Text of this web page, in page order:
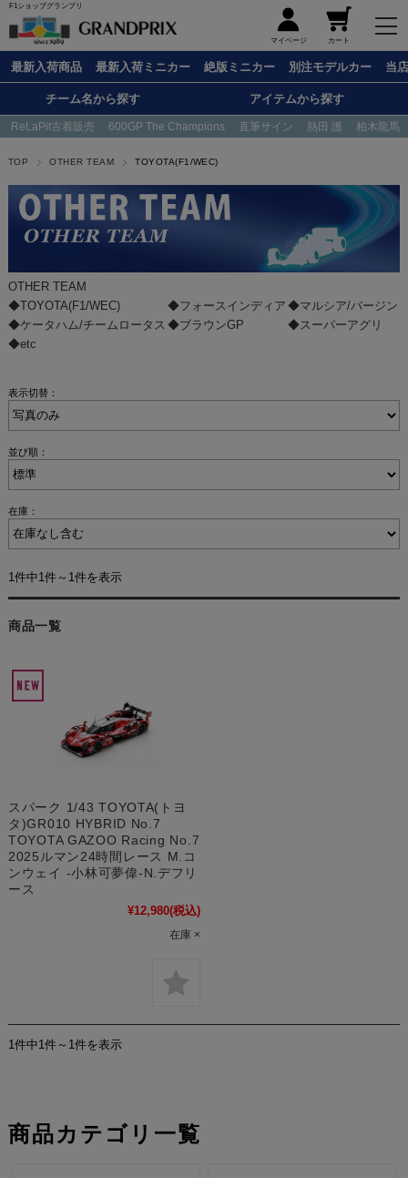
F1ショップグランプリ
マイページ カート
最新入荷商品 最新入荷ミニカー 絶版ミニカー 別注モデルカー 当
チーム名から探す アイテムから探す
ReLaPit古着販売 600GP The Champions 直筆サイン 熱田 護 柏木龍馬
TOP OTHER TEAM TOYOTA(F1/WEC)
OTHER TEAM
◆TOYOTA(F1/WEC)
◆フォースインディア ◆マルシア/バージン
◆ケータハム/チームロータス ◆ブラウンGP
◆スーパーアグリ
◆etc
表示切替：
並び順：
在庫：
1件中1件～1件を表示
商品一覧
スパーク 1/43 TOYOTA(トヨ
タ)GR010 HYBRID No.7
TOYOTA GAZOO Racing No.7
2025ルマン24時間レース M.コ
ンウェイ -小林可夢偉-N.デフリ
ース
¥12,980(税込)
在庫 ×
1件中1件～1件を表示
商品カテゴリ一覧